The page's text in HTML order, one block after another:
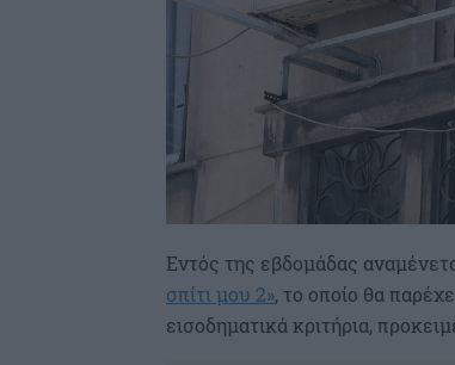
Εντός της εβδομάδας
σπίτι μου 2», το οποίο θα
εισοδηματικά κριτήρια,